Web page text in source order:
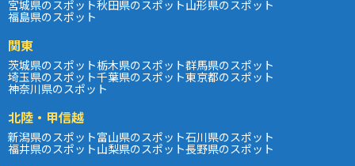
宮城県のスポット秋田県のスポット山形県のスポット
福島県のスポット
関東
茨城県のスポット栃木県のスポット群馬県のスポット
埼玉県のスポット千葉県のスポット東京都のスポット
神奈川県のスポット
北陸・甲信越
新潟県のスポット富山県のスポット石川県のスポット
福井県のスポット山梨県のスポット長野県のスポット